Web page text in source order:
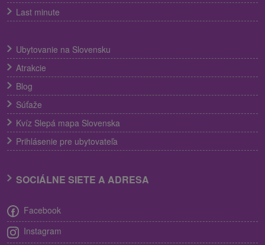
Last minute
Ubytovanie na Slovensku
Atrakcie
Blog
Súťaže
Kvíz Slepá mapa Slovenska
Prihlásenie pre ubytovateľa
SOCIÁLNE SIETE A ADRESA
Facebook
Instagram